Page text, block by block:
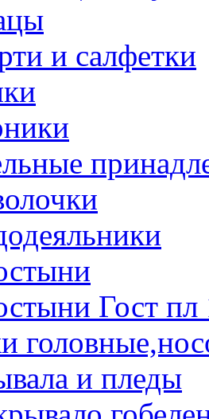
и салфетки
Гост пл
и пледы